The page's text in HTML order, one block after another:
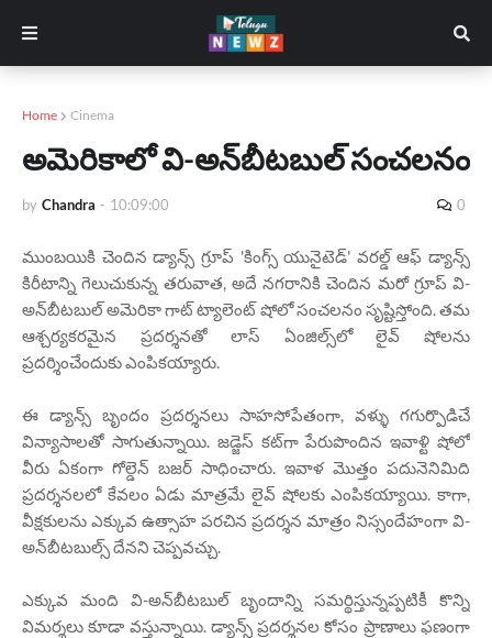
Home Cinema
అమెరికాలో వి-అన్‌బీటబుల్ సంచలనం
by Chandra - 10:09:00 0
ముంబయికి చెందిన డ్యాన్స్ గ్రూప్ 'కింగ్స్ యునైటెడ్' వరల్డ్ ఆఫ్ డ్యాన్స్
కిరీటాన్ని గెలుచుకున్న తరువాత, అదే నగరానికి చెందిన మరో గ్రూప్ వి-
అన్‌బీటబుల్ అమెరికా గాట్ ట్యాలెంట్ షోలో సంచలనం సృష్టిస్తోంది. తమ
ఆశ్చర్యకరమైన ప్రదర్శనతో లాస్ ఏంజిల్స్‌లో లైవ్ షోలను
ప్రదర్శించేందుకు ఎంపికయ్యారు.
ఈ డ్యాన్స్ బృందం ప్రదర్శనలు సాహసోపేతంగా, వళ్ళు గగుర్పొడిచే
విన్యాసాలతో సాగుతున్నాయి. జడ్జెస్ కట్‌గా పేరుపొందిన ఇవాళ్టి షోలో
వీరు ఏకంగా గోల్డెన్ బజర్ సాధించారు. ఇవాళ మొత్తం పదునెనిమిది
ప్రదర్శనలలో కేవలం ఏడు మాత్రమే లైవ్ షోలకు ఎంపికయ్యాయి. కాగా,
వీక్షకులను ఎక్కువ ఉత్సాహ పరచిన ప్రదర్శన మాత్రం నిస్సందేహంగా వి-
అన్‌బీటబుల్స్ దేనని చెప్పవచ్చు.
ఎక్కువ మంది వి-అన్‌బీటబుల్ బృందాన్ని సమర్థిస్తున్నప్పటికీ కొన్ని
విమర్శలు కూడా వస్తున్నాయి. డ్యాన్స్ ప్రదర్శనల కోసం ప్రాణాలు ఫణంగా